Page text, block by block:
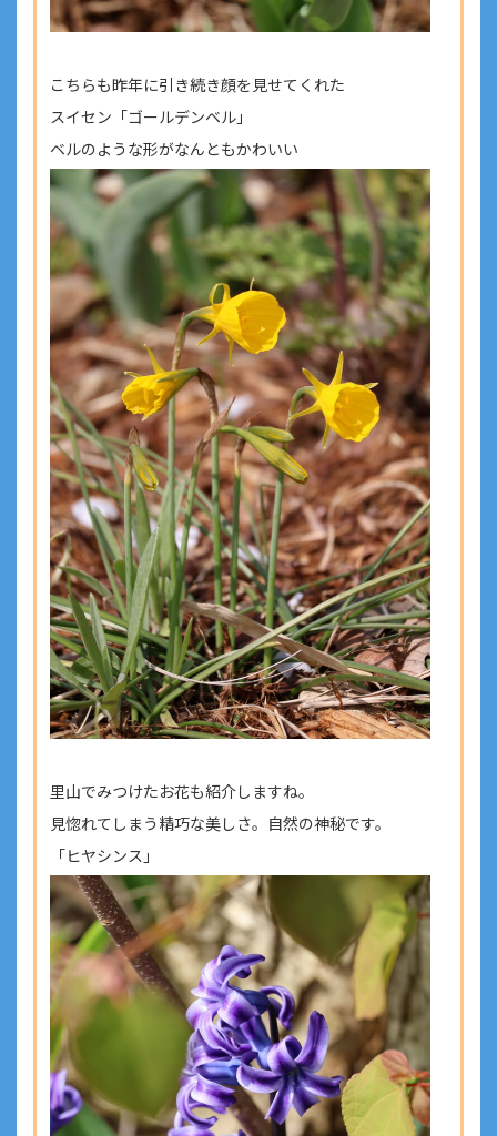
こちらも昨年に引き続き顔を見せてくれた
スイセン「ゴールデンベル」
ベルのような形がなんともかわいい
里山でみつけたお花も紹介しますね。
見惚れてしまう精巧な美しさ。自然の神秘です。
「ヒヤシンス」